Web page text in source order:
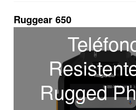
RIFLES DEPORTIVOS
Ruggear 650
Rugged